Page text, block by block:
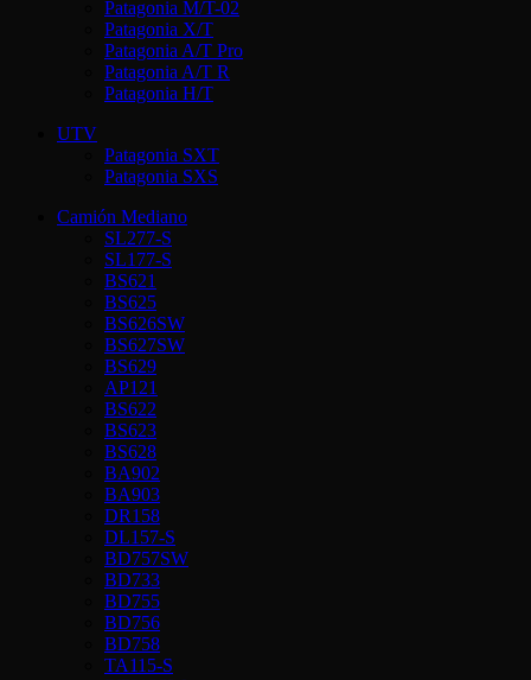
Patagonia M/T-02
Patagonia X/T
Patagonia A/T Pro
Patagonia A/T R
Patagonia H/T
UTV
Patagonia SXT
Patagonia SXS
Camión Mediano
SL277-S
SL177-S
BS621
BS625
BS626SW
BS627SW
BS629
AP121
BS622
BS623
BS628
BA902
BA903
DR158
DL157-S
BD757SW
BD733
BD755
BD756
BD758
TA115-S